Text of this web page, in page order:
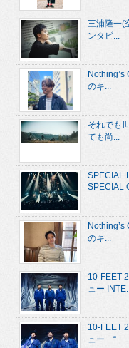
三浦隆一(
ンタビ...
Nothing’s
のキ...
それでも
ても尚...
SPECIAL
SPECIAL
Nothing’s
のキ...
10-FEET
ュー INTE...
10-FEET
ュー “...